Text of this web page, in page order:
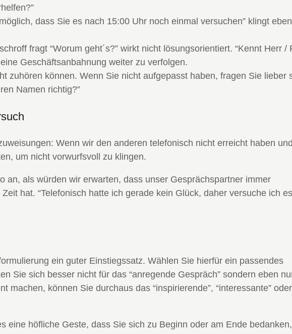
dass Sie es nach 15:00 Uhr noch einmal versuchen” klingt
fragt “Worum geht´s?” wirkt nicht lösungsorientiert. “Kennt Herr /
Geschäftsanbahnung weiter zu verfolgen.
zuhören können. Wenn Sie nicht aufgepasst haben, fragen Sie lieber
Namen richtig?”
Wenn wir den anderen telefonisch nicht erreicht haben und
um nicht vorwurfsvoll zu klingen.
an, als würden wir erwarten, dass unser Gesprächspartner immer
hat. “Telefonisch hatte ich gerade kein Glück, daher versuche ich
ein guter Einstiegssatz. Wählen Sie hierfür ein passendes
Sie sich besser nicht für das “anregende Gespräch” sondern eben
machen, können Sie durchaus das “inspirierende”, “interessante” oder
eine höfliche Geste, dass Sie sich zu Beginn oder am Ende